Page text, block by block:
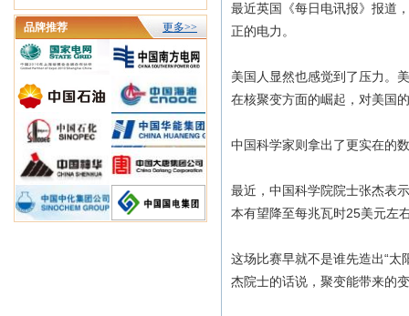
品牌推荐 更多>>
最近英国《每日电讯报》报道
正的电力。
美国人显然也感觉到了压力。
在核聚变方面的崛起，对美国
中国科学家则拿出了更实在的
最近，中国科学院院士张杰表
本有望降至每兆瓦时25美元左
这场比赛早就不是谁先造出“
杰院士的话说，聚变能带来的